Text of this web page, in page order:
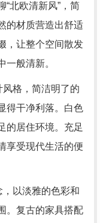
北欧清新风”，简
的材质营造出舒适
，让整个空间散发
一般清新。
风格，简洁明了的
得干净利落。白色
的居住环境。充足
享受现代生活的便
，以淡雅的色彩和
。复古的家具搭配